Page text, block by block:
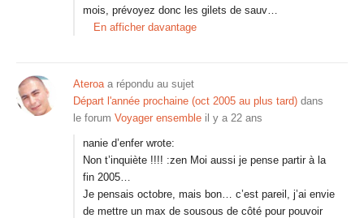
mois, prévoyez donc les gilets de sauv…
En afficher davantage
Ateroaa répondu au sujet
Départ l'année prochaine (oct 2005 au plus tard) dans
le forum Voyager ensemble il y a 22 ans
nanie d’enfer wrote:
Non t’inquiète !!!! :zen Moi aussi je pense partir à la
fin 2005…
Je pensais octobre, mais bon… c’est pareil, j’ai envie
de mettre un max de sousous de côté pour pouvoir